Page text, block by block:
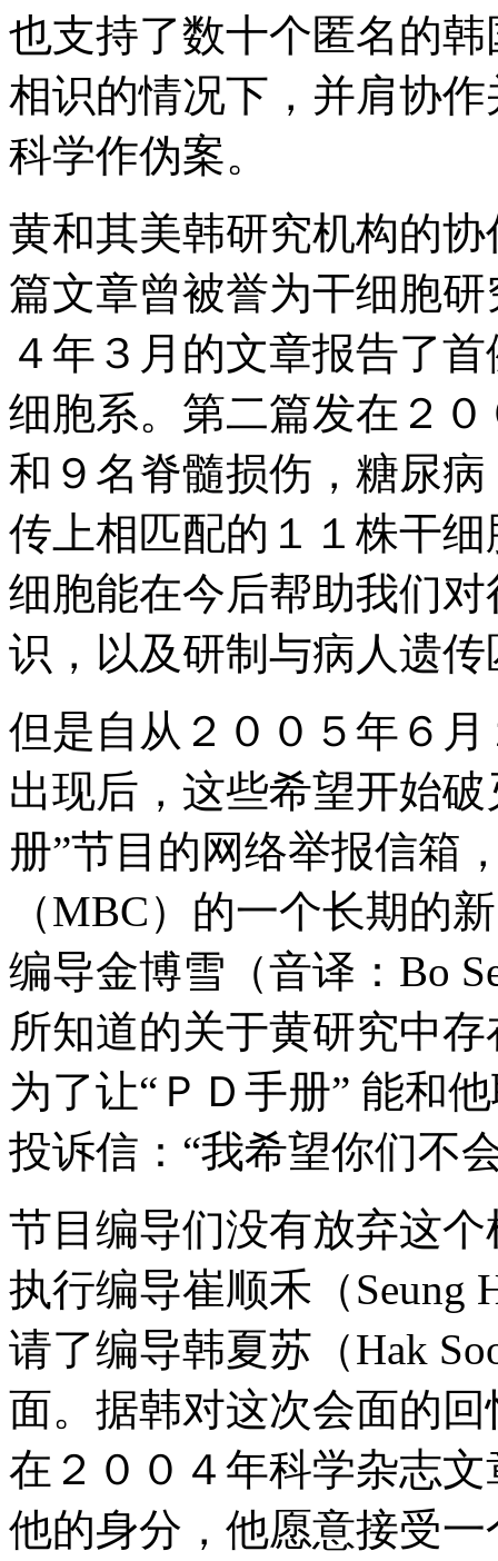
也支持了数十个匿名的
相识的情况下，并肩协
科学作伪案。
黄和其美韩研究机构的
篇文章曾被誉为干细胞
４年３月的文章报告了
细胞系。第二篇发在２
和９名脊髓损伤，糖尿
传上相匹配的１１株干
细胞能在今后帮助我们
识，以及研制与病人遗
但是自从２００５年６
出现后，这些希望开始
册”节目的网络举报信箱
（MBC）的一个长期的
编导金博雪（音译：Bo
所知道的关于黄研究中
为了让“ＰＤ手册” 能和
投诉信：“我希望你们不
节目编导们没有放弃这
执行编导崔顺禾（Seung
请了编导韩夏苏（Hak
面。据韩对这次会面的
在２００４年科学杂志
他的身分，他愿意接受